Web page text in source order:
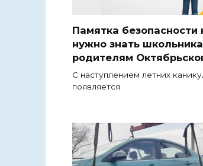
Памятка безопасности
нужно знать
родителям
С наступлением летних
появляется